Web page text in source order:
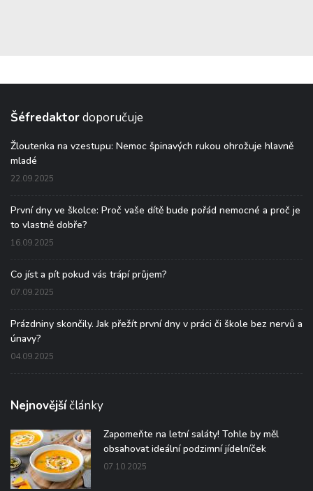
Šéfredaktordoporučuje
Žloutenka na vzestupu: Nemoc špinavých rukou ohrožuje hlavně
mladé
22.09.2025
První dny ve školce: Proč vaše dítě bude pořád nemocné a proč je
to vlastně dobře?
16.09.2025
Co jíst a pít pokud vás trápí průjem?
07.09.2025
Prázdniny skončily. Jak přežít první dny v práci či škole bez nervů a
únavy?
04.09.2025
Nejnovějšíčlánky
Zapomeňte na letní saláty! Tohle by měl
obsahovat ideální podzimní jídelníček
07.10.2025